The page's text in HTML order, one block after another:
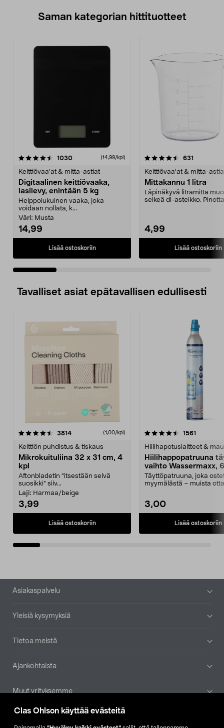
Clas Ohlson käyttää evästeitä
Saman kategorian hittituotteet
1030arvostelut(14,99/kpl)
Keittiövaa'at & mitta-astiat
Digitaalinen keittiövaaka,
lasilevy, enintään 5 kg
Helppolukuinen vaaka, joka
voidaan nollata, k...
Väri: Musta
14,99
Lisää ostoskoriin
4.5 viidestä
631
Keittiövaa'at & mitta-
Mittakannu 1 litra
Läpinäkyvä litramitta
selkeä dl-asteikko.
4,99
Lisää ostoskoriin
4.5 viidestä
Tavalliset asiat epätavallisen edullisesti
3814arvostelut (1,00/kpl)
Keittiön puhdistus & tiskaus
Mikrokuituliina 32 x 31 cm, 4
kpl
Aftonbladetin "itsestään selvä
suosikki" siiv...
Laji: Harmaa/beige
3,99
Lisää ostoskoriin
4.5viidestä
1561
Hiilihapotuslaitteet &
Hiilihappopatruuna
vaihto Wassermaxx,
Täyttöpatruuna, joka
myymälästä – muista
3,00
Lisää ostoskoriin
4.5viidestä
Alatunniste
Asiakaspalvelu
Yleisiä kysymyksiä
Tietoa meistä
Ajankohtaista
Muut yrityksemme
Etsi myymälä